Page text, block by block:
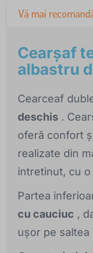
Vă mai
Cearşaf
albastru
Cearceaf
deschis .
oferă confort
realizate din
intretinut, cu
Partea
cu cauciuc ,
ușor pe saltea